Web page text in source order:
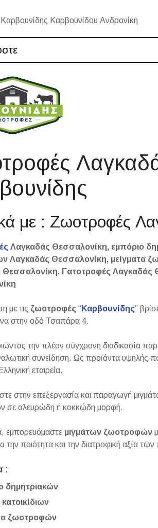
Καρβουνίδου Ανδρονίκη
με : Ζωοτροφές
Λαγκαδάς Θεσσαλονίκη, εμπόριο
Λαγκαδάς Θεσσαλονίκη,
Γατοτροφές Λαγκαδάς
με τις ζωοτροφές “ Καρβουνίδης”
στην οδό Τσαπάρα 4.
την πλέον σύγχρονη διαδικασία
συνείδηση. Ως προϊόντα υψηλής
εταιρεία.
στην επεξεργασία και παραγωγή
σε αλευρώδη ή κοκκώδη μορφή.
εμπορευόμαστε μιγμάτων ζωοτροφών
την ποιότητα και την διατροφική αξία
:
δημητριακών
ζωοτροφών